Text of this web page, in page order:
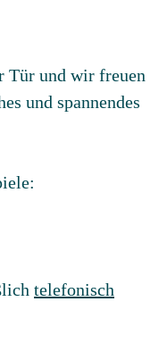
Tür und wir freuen
und spannendes
telefonisch